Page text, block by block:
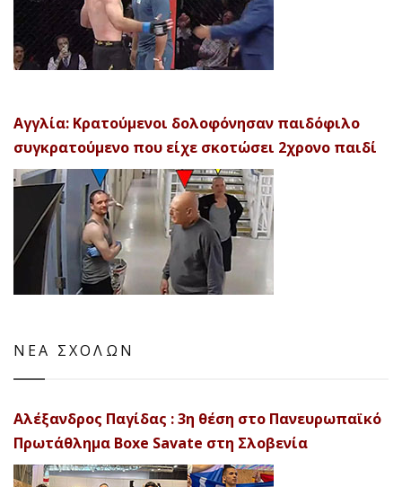
Αγγλία: Κρατούμενοι δολοφόνησαν παιδόφιλο
συγκρατούμενο που είχε σκοτώσει 2χρονο παιδί
ΝΕΑ ΣΧΟΛΩΝ
Αλέξανδρος Παγίδας : 3η θέση στο Πανευρωπαϊκό
Πρωτάθλημα Boxe Savate στη Σλοβενία